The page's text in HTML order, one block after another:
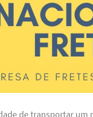
de transportar